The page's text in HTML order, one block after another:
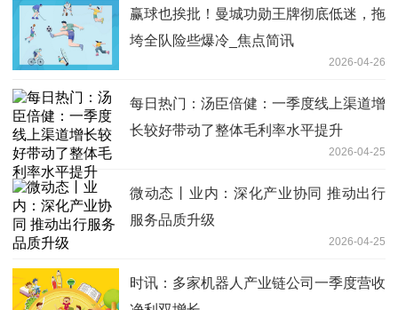
赢球也挨批！曼城功勋王牌彻底低迷，拖
垮全队险些爆冷_焦点简讯
2026-04-26
每日热门：汤臣倍健：一季度线上渠道增
长较好带动了整体毛利率水平提升
2026-04-25
微动态丨业内：深化产业协同 推动出行
服务品质升级
2026-04-25
时讯：多家机器人产业链公司一季度营收